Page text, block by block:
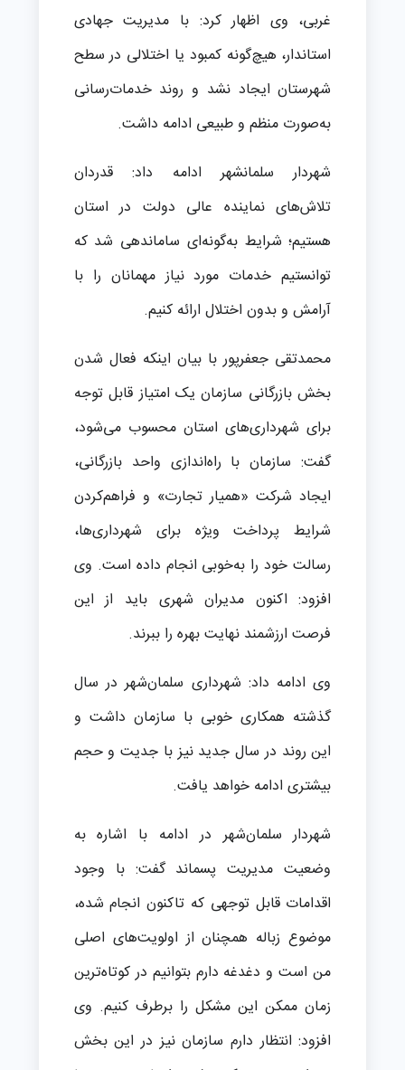
غربی، وی اظهار کرد: با مدیریت جهادی
استاندار، هیچ‌گونه کمبود یا اختلالی در سطح
شهرستان ایجاد نشد و روند خدمات‌رسانی
به‌صورت منظم و طبیعی ادامه داشت.
شهردار سلمانشهر ادامه داد: قدردان
تلاش‌های نماینده عالی دولت در استان
هستیم؛ شرایط به‌گونه‌ای ساماندهی شد که
توانستیم خدمات مورد نیاز مهمانان را با
آرامش و بدون اختلال ارائه کنیم.
محمدتقی جعفرپور با بیان اینکه فعال شدن
بخش بازرگانی سازمان یک امتیاز قابل توجه
برای شهرداری‌های استان محسوب می‌شود،
گفت: سازمان با راه‌اندازی واحد بازرگانی،
ایجاد شرکت «همیار تجارت» و فراهم‌کردن
شرایط پرداخت ویژه برای شهرداری‌ها،
رسالت خود را به‌خوبی انجام داده است. وی
افزود: اکنون مدیران شهری باید از این
فرصت ارزشمند نهایت بهره را ببرند.
وی ادامه داد: شهرداری سلمان‌شهر در سال
گذشته همکاری خوبی با سازمان داشت و
این روند در سال جدید نیز با جدیت و حجم
بیشتری ادامه خواهد یافت.
شهردار سلمان‌شهر در ادامه با اشاره به
وضعیت مدیریت پسماند گفت: با وجود
اقدامات قابل توجهی که تاکنون انجام شده،
موضوع زباله همچنان از اولویت‌های اصلی
من است و دغدغه دارم بتوانیم در کوتاه‌ترین
زمان ممکن این مشکل را برطرف کنیم. وی
افزود: انتظار دارم سازمان نیز در این بخش